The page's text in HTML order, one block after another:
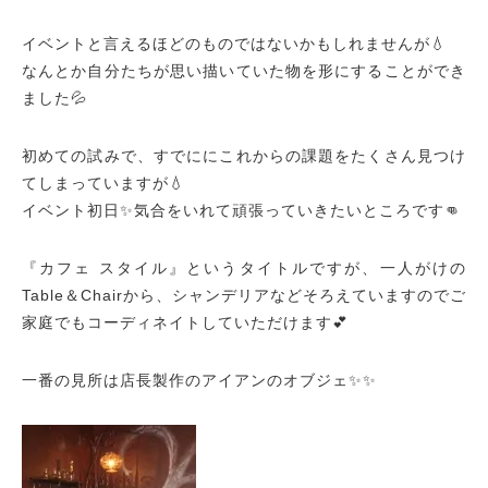
イベントと言えるほどのものではないかもしれませんが💧
なんとか自分たちが思い描いていた物を形にすることができ
ました💦
初めての試みで、 すでににこれからの課題をたくさん見つけ
てしまっていますが💧
イベント初日✨気合をいれて頑張っていきたいところです👊
『カフェ スタイル』というタイトルですが、 一人がけの
Table＆Chairから、シャンデリアなどそろえていますのでご
家庭でもコーディネイトしていただけます💕
一番の見所は店長製作のアイアンのオブジェ✨✨